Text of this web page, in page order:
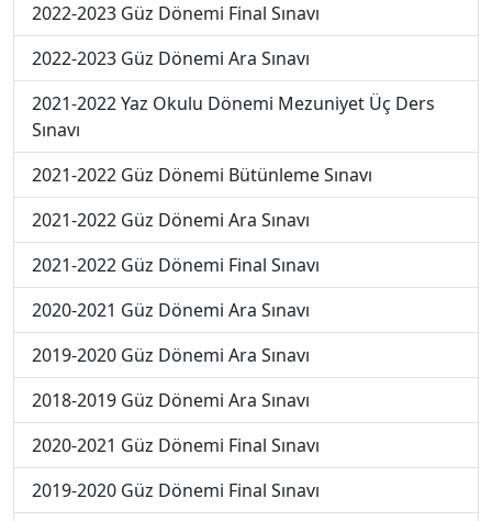
2022-2023 Güz Dönemi Final Sınavı
2022-2023 Güz Dönemi Ara Sınavı
2021-2022 Yaz Okulu Dönemi Mezuniyet Üç Ders
Sınavı
2021-2022 Güz Dönemi Bütünleme Sınavı
2021-2022 Güz Dönemi Ara Sınavı
2021-2022 Güz Dönemi Final Sınavı
2020-2021 Güz Dönemi Ara Sınavı
2019-2020 Güz Dönemi Ara Sınavı
2018-2019 Güz Dönemi Ara Sınavı
2020-2021 Güz Dönemi Final Sınavı
2019-2020 Güz Dönemi Final Sınavı